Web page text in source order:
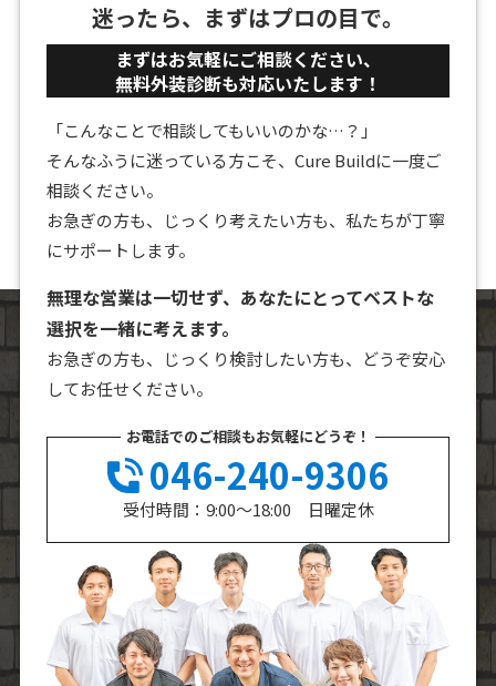
迷ったら、まずはプロの目で。
まずはお気軽にご相談ください、
無料外装診断も対応いたします！
「こんなことで相談してもいいのかな…？」
そんなふうに迷っている方こそ、Cure Buildに一度ご
相談ください。
お急ぎの方も、じっくり考えたい方も、私たちが丁寧
にサポートします。
無理な営業は一切せず、あなたにとってベストな
選択を一緒に考えます。
お急ぎの方も、じっくり検討したい方も、どうぞ安心
してお任せください。
お電話でのご相談もお気軽にどうぞ！
046-240-9306
受付時間：9:00～18:00 日曜定休